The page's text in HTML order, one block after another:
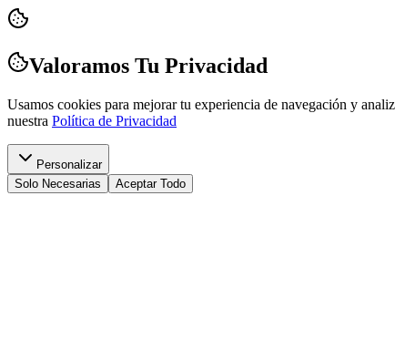
Valoramos Tu Privacidad
Usamos cookies para mejorar tu experiencia de navegación y
nuestra Política de Privacidad
Personalizar
Solo Necesarias
Aceptar Todo